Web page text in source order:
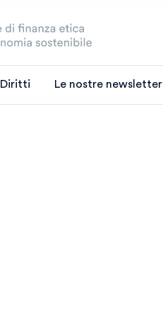
Diritti Le nostre newsletter